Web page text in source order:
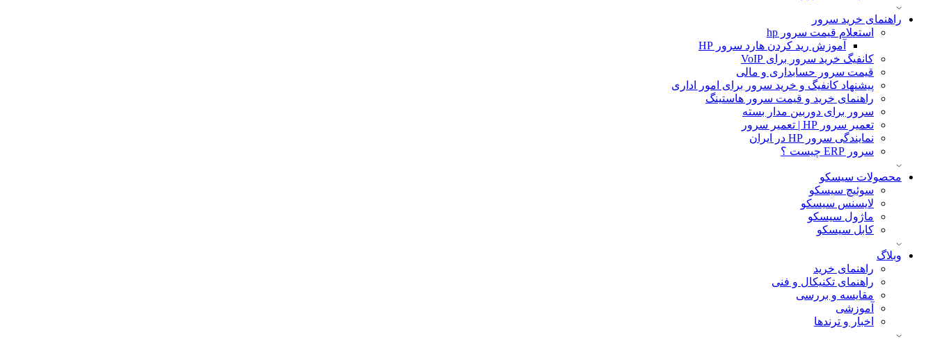
راهنمای خرید سرور
استعلام قیمت سرور hp
آموزش ريد كردن هارد سرور HP
کانفیگ خرید سرور برای VoIP
قیمت سرور حسابداری و مالی
پیشنهاد کانفیگ و خرید سرور برای امور اداری
راهنمای خرید و قیمت سرور هاستینگ
سرور برای دوربین مدار بسته
تعمیر سرور HP | تعمیر سرور
نمایندگی سرور HP در ایران
سرور ERP چیست ؟
محصولات سیسکو
سوئیچ سیسکو
لایسنس سیسکو
ماژول سیسکو
کابل سیسکو
وبلاگ
راهنمای خرید
راهنمای تکنیکال و فنی
مقایسه و بررسی
آموزشی
اخبار و ترندها